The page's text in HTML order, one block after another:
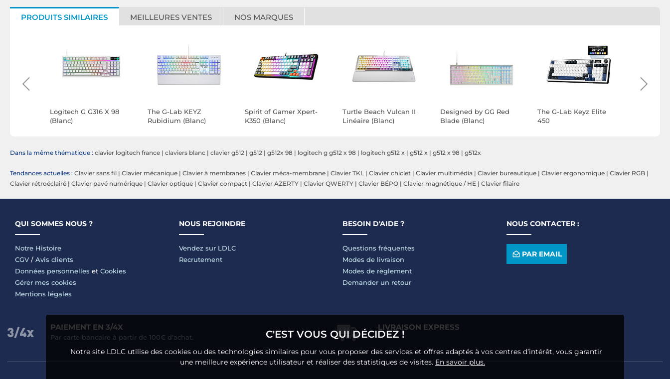
PRODUITS SIMILAIRES MEILLEURES VENTES NOS MARQUES
Logitech G G316 X 98
(Blanc)
The G-Lab KEYZ
Rubidium (Blanc)
Spirit of Gamer Xpert-
K350 (Blanc)
Turtle Beach Vulcan II
Linéaire (Blanc)
Designed by GG Red
Blade (Blanc)
The G-Lab Keyz Elite
450
Dans la même thématique : clavier logitech france | claviers blanc | clavier g512 | g512 | g512x 98 | logitech g g512 x 98 | logitech g512 x | g512 x | g512 x 98 | g512x
Tendances actuelles : Clavier sans fil | Clavier mécanique | Clavier à membranes | Clavier méca-membrane | Clavier TKL | Clavier chiclet | Clavier multimédia | Clavier bureautique | Clavier ergonomique | Clavier RGB |
Clavier rétroéclairé | Clavier pavé numérique | Clavier optique | Clavier compact | Clavier AZERTY | Clavier QWERTY | Clavier BÉPO | Clavier magnétique / HE | Clavier filaire
QUI SOMMES NOUS ?
Notre Histoire
CGV / Avis clients
Données personnelles et Cookies
Gérer mes cookies
Mentions légales
NOUS REJOINDRE
Vendez sur LDLC
Recrutement
BESOIN D'AIDE ?
Questions fréquentes
Modes de livraison
Modes de règlement
Demander un retour
NOUS CONTACTER :
PAR EMAIL
PAIEMENT EN 3/4X
Par carte bancaire à partir de 100€ d'achat.
LIVRAISON EXPRESS
C'EST VOUS QUI DÉCIDEZ !
Notre site LDLC utilise des cookies ou des technologies similaires pour vous proposer des services et offres adaptés à vos centres d’intérêt, vous garantir
une meilleure expérience utilisateur et réaliser des statistiques de visites. En savoir plus.